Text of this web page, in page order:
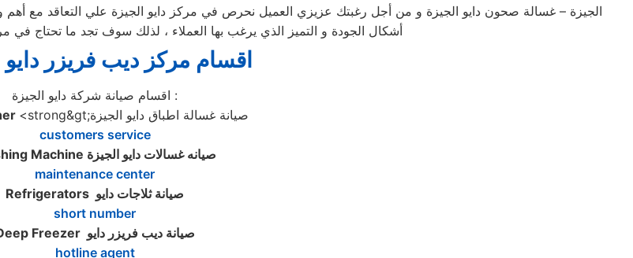
الجيزة – غسالة صحون دايو الجيزة و من أجل رغبتك عزيزي العميل نحرص في مركز دايو الجيزة علي التعاقد مع
أشكال الجودة و التميز الذي يرغب بها العملاء ، لذلك سوف تجد ما تحتاج في
اقسام مركز ديب فريزر
اقسام صيانة شركة دايو الجيزة :
<strong&gt;صيانة غسالة اطباق دايو الجيزة
customers service
Machine صيانه غسالات دايو الجيزة
maintenance center
Refrigerators صيانة ثلاجات دايو
short number
Freezer صيانة ديب فريزر دايو
hotline agent